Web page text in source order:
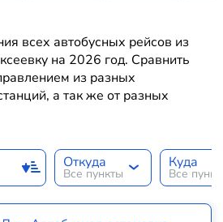
всех автобусных рейсов из
на 2026 год. Сравнить
из разных
а так же от разных
Откуда
Все пункты
Куда
Все